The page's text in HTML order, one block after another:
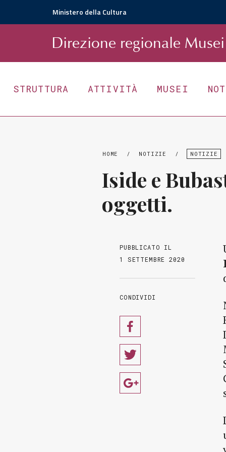
Ministero della Cultura
Direzione regionale
STRUTTURA ATTIVITÀ MUSEI
HOME / NOTIZIE / NOTIZIE
Iside e
oggetti.
PUBBLICATO IL
1 SETTEMBRE 2020
CONDIVIDI